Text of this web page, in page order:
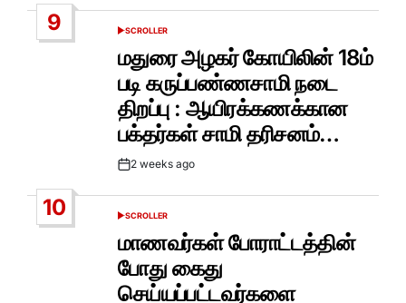
9
POSTED
SCROLLER
மதுரை அழகர் கோயிலின் 18ம்
படி கருப்பண்ணசாமி நடை
திறப்பு : ஆயிரக்கணக்கான
பக்தர்கள் சாமி தரிசனம்…
Post2 weeks ago
10
POSTED
SCROLLER
மாணவர்கள் போராட்டத்தின்
போது கைது
செய்யப்பட்டவர்களை